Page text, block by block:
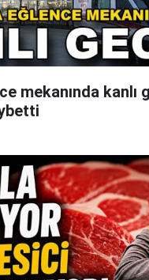
mekanında kanlı